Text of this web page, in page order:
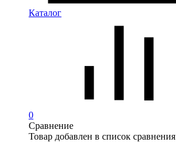
Каталог
0
Сравнение
Товар добавлен в список сравнения